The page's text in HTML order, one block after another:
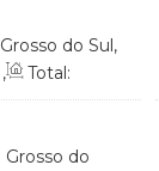
do Sul,
,
Total:
do